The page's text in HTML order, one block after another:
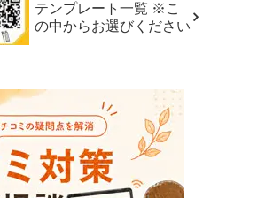
テンプレート一覧 ※こ
の中からお選びください